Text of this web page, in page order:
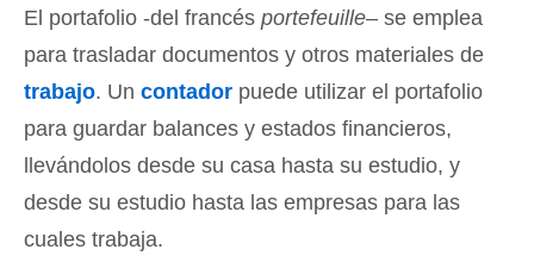
El portafolio -del francés portefeuille– se emplea
para trasladar documentos y otros materiales de
trabajo. Un contador puede utilizar el portafolio
para guardar balances y estados financieros,
llevándolos desde su casa hasta su estudio, y
desde su estudio hasta las empresas para las
cuales trabaja.